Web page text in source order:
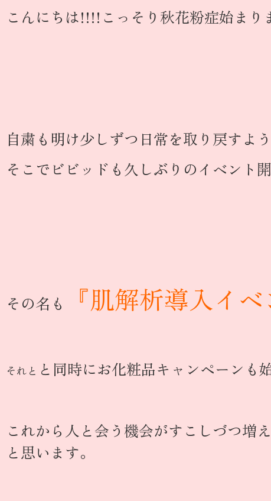
こんにちは!!!!こっそり秋花粉症始ま
自粛も明け少しずつ日常を取り戻すよ
そこでビビッドも久しぶりのイベント
その名も 『肌解析導入イベ
それと と同時にお化粧品キャンペーンも
これから人と会う機会がすこしづつ増
と思います。